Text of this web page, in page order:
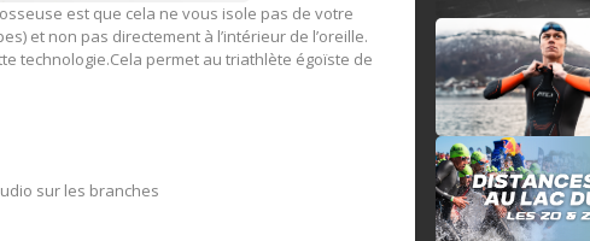
est que cela ne vous isole pas de votre
et non pas directement à l’intérieur de l’oreille.
technologie.Cela permet au triathlète égoïste de
sur les branches